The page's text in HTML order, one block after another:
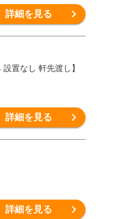
詳細を見る
置なし 軒先渡し】
詳細を見る
詳細を見る